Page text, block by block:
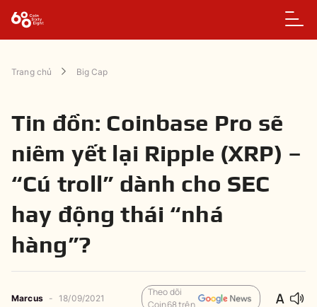
Trang chủ Big Cap
Tin đồn: Coinbase Pro sẽ
niêm yết lại Ripple (XRP) –
“Cú troll” dành cho SEC
hay động thái “nhá
hàng”?
Marcus - 18/09/2021
Theo dõi
Coin68 trên